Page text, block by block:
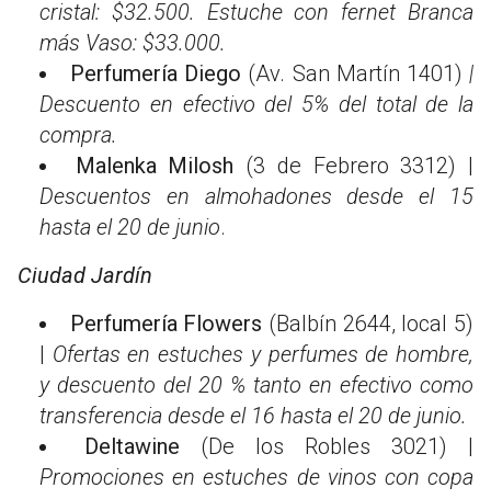
cristal: $32.500. Estuche con fernet Branca
más Vaso: $33.000.
Perfumería Diego (Av. San Martín 1401) |
Descuento en efectivo del 5% del total de la
compra.
Malenka Milosh (3 de Febrero 3312) |
Descuentos en almohadones desde el 15
hasta el 20 de junio.
Ciudad Jardín
Perfumería Flowers (Balbín 2644, local 5)
| Ofertas en estuches y perfumes de hombre,
y descuento del 20 % tanto en efectivo como
transferencia desde el 16 hasta el 20 de junio.
Deltawine (De los Robles 3021) |
Promociones en estuches de vinos con copa